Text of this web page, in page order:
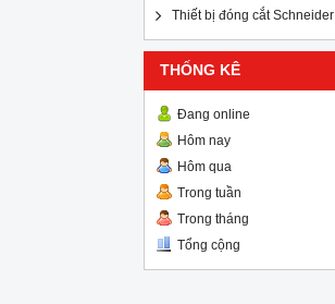
Thiết bị đóng cắt Schneider
THỐNG KÊ
Đang online
Hôm nay
Hôm qua
Trong tuần
Trong tháng
Tổng cộng